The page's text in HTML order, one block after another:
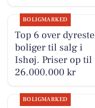
BOLIGMARKED
Top 6 over dyreste
boliger til salg i
Ishøj. Priser op til
26.000.000 kr
BOLIGMARKED